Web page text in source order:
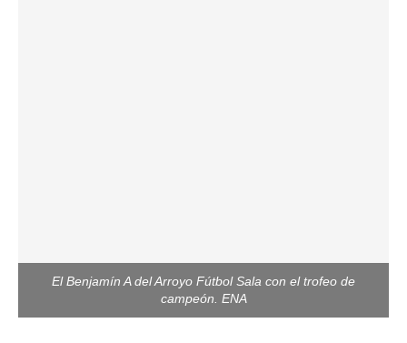
El Benjamín A del Arroyo Fútbol Sala con el trofeo de
campeón. ENA